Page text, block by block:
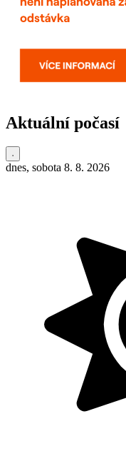
Aktuální počasí
dnes, sobota 8. 8. 2026